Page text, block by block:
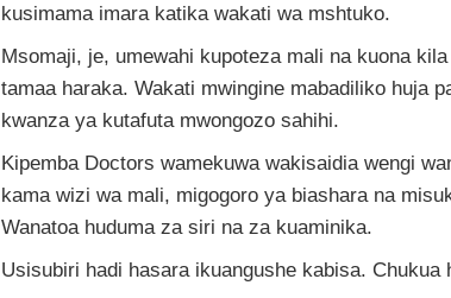
kusimama imara katika wakati wa mshtuko.
Msomaji, je, umewahi kupoteza mali na kuona
tamaa haraka. Wakati mwingine mabadiliko huja
kwanza ya kutafuta mwongozo sahihi.
Kipemba Doctors wamekuwa wakisaidia wengi
kama wizi wa mali, migogoro ya biashara na
Wanatoa huduma za siri na za kuaminika.
Usisubiri hadi hasara ikuangushe kabisa. Chukua